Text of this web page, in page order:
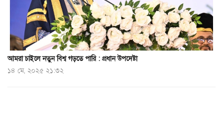
আমরা চাইলে নতুন বিশ্ব গড়তে পারি : প্রধান উপদেষ্টা
১৪ মে, ২০২৫ ২১:৩২